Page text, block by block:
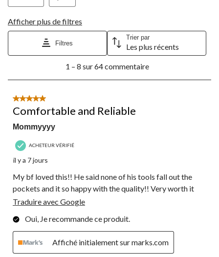
Afficher plus de filtres
Filtres
Trier par
Les plus récents
8
64
commentaire.
1 – 8 sur 64 commentaire
5 étoile(s) sur 5.
Comfortable and Reliable
Mommyyyy
ACHETEUR VÉRIFIÉ
il y a 7 jours
My bf loved this!! He said none of his tools fall out the
pockets and it so happy with the quality!! Very worth it
Traduire avec Google
Oui, Je recommande ce produit.
Affiché initialement sur marks.com